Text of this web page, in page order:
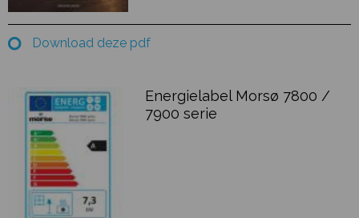
Download deze pdf
Energielabel Morsø 7800 /
7900 serie